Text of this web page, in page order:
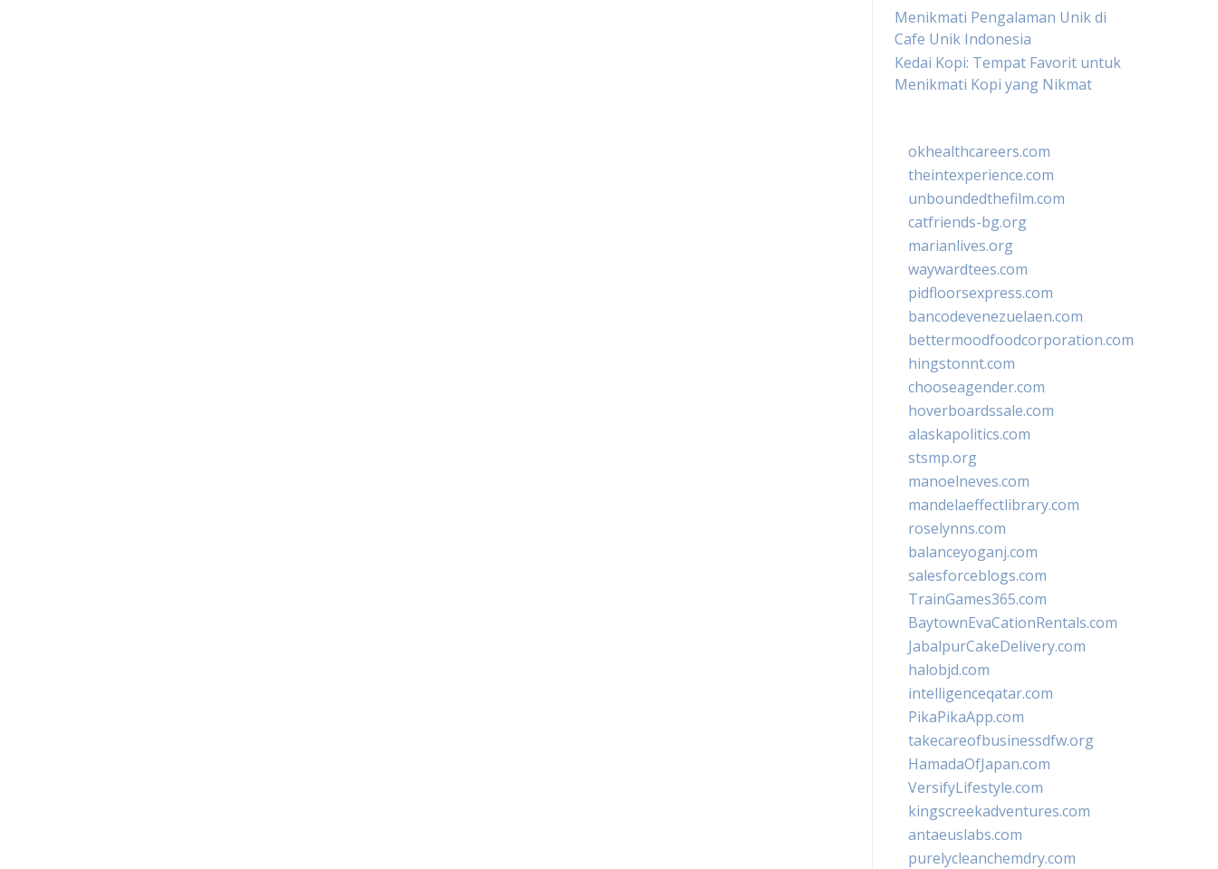
Menikmati Pengalaman Unik di
Cafe Unik Indonesia
Kedai Kopi: Tempat Favorit untuk
Menikmati Kopi yang Nikmat
okhealthcareers.com
theintexperience.com
unboundedthefilm.com
catfriends-bg.org
marianlives.org
waywardtees.com
pidfloorsexpress.com
bancodevenezuelaen.com
bettermoodfoodcorporation.com
hingstonnt.com
chooseagender.com
hoverboardssale.com
alaskapolitics.com
stsmp.org
manoelneves.com
mandelaeffectlibrary.com
roselynns.com
balanceyoganj.com
salesforceblogs.com
TrainGames365.com
BaytownEvaCationRentals.com
JabalpurCakeDelivery.com
halobjd.com
intelligenceqatar.com
PikaPikaApp.com
takecareofbusinessdfw.org
HamadaOfJapan.com
VersifyLifestyle.com
kingscreekadventures.com
antaeuslabs.com
purelycleanchemdry.com